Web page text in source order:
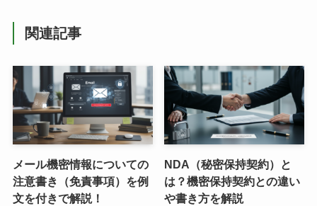
関連記事
メール機密情報についての
注意書き（免責事項）を例
文を付きで解説！
NDA（秘密保持契約）と
は？機密保持契約との違い
や書き方を解説